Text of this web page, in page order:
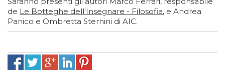
de Le Botteghe dell'Insegnare - Filosofia, e Andrea
Panico e Ombretta Sternini di AIC.